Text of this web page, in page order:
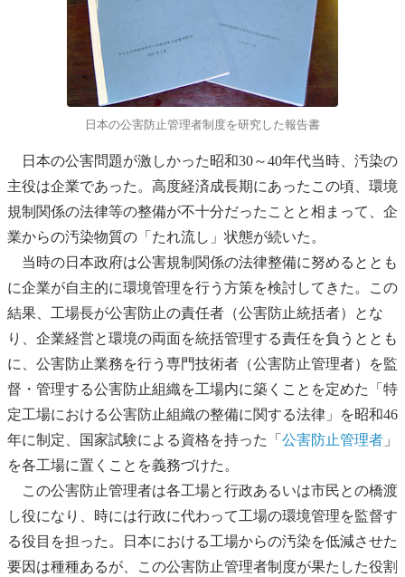
日本の公害防止管理者制度を研究した報告書
日本の公害問題が激しかった昭和30～40年代当時、汚染の
主役は企業であった。高度経済成長期にあったこの頃、環境
規制関係の法律等の整備が不十分だったことと相まって、企
業からの汚染物質の「たれ流し」状態が続いた。
当時の日本政府は公害規制関係の法律整備に努めるととも
に企業が自主的に環境管理を行う方策を検討してきた。この
結果、工場長が公害防止の責任者（公害防止統括者）とな
り、企業経営と環境の両面を統括管理する責任を負うととも
に、公害防止業務を行う専門技術者（公害防止管理者）を監
督・管理する公害防止組織を工場内に築くことを定めた「特
定工場における公害防止組織の整備に関する法律」を昭和46
年に制定、国家試験による資格を持った「 公害防止管理者 」
を各工場に置くことを義務づけた。
この公害防止管理者は各工場と行政あるいは市民との橋渡
し役になり、時には行政に代わって工場の環境管理を監督す
る役目を担った。日本における工場からの汚染を低減させた
要因は種種あるが、この公害防止管理者制度が果たした役割